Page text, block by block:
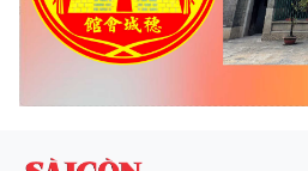
西贡解放报网版权所有
由越南新闻与传播部所属报刊局于2023年09
副总编辑: 阮玉英、范文长、裴氏红霜、张德